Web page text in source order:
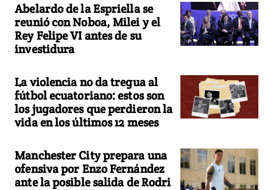
Abelardo de la Espriella se
reunió con Noboa, Milei y el
Rey Felipe VI antes de su
investidura
La violencia no da tregua al
fútbol ecuatoriano: estos son
los jugadores que perdieron la
vida en los últimos 12 meses
Manchester City prepara una
ofensiva por Enzo Fernández
ante la posible salida de Rodri